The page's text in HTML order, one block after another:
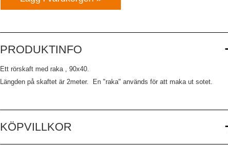
PRODUKTINFO
Ett rörskaft med raka , 90x40.
Längden på skaftet är 2meter. En "raka" används för att maka ut sotet.
KÖPVILLKOR